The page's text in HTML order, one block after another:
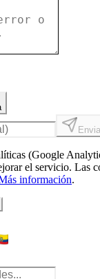
(Google
el servicio. Las
información.